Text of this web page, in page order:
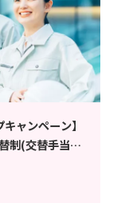
ャンペーン】
制(交替手当て
躍中/車通勤可